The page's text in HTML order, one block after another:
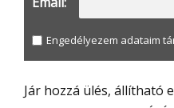
Engedélyezem adataim
Jár hozzá ülés, állítható evező, három stabilizáló